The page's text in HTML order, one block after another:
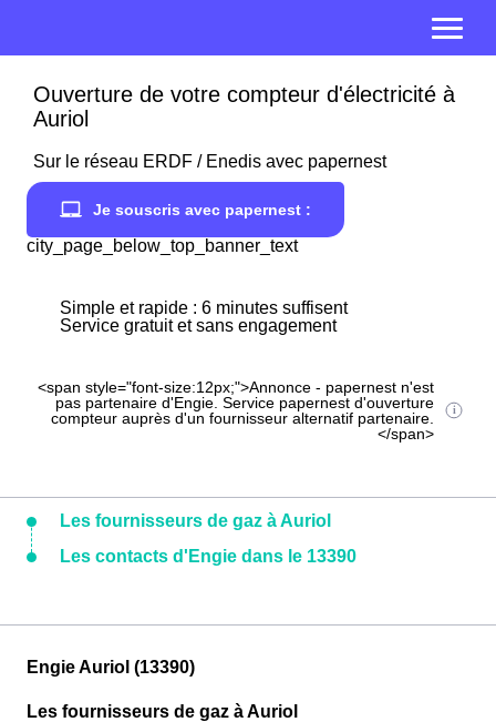
Ouverture de votre compteur d'électricité à
Auriol
Sur le réseau ERDF / Enedis avec papernest
Je souscris avec papernest :
city_page_below_top_banner_text
Simple et rapide : 6 minutes suffisent
Service gratuit et sans engagement
<span style="font-size:12px;">Annonce - papernest n'est
pas partenaire d'Engie. Service papernest d'ouverture
compteur auprès d'un fournisseur alternatif partenaire.
</span>
Les fournisseurs de gaz à Auriol
Les contacts d'Engie dans le 13390
Engie Auriol (13390)
Les fournisseurs de gaz à Auriol